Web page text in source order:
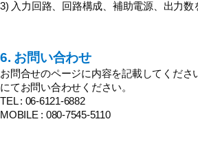
3) 入力回路、回路構成、補助電源、出力数
6. お問い合わせ
お問合せのページに内容を記載してくださ
にてお問い合わせください。
TEL : 06-6121-6882
MOBILE : 080-7545-5110